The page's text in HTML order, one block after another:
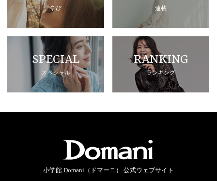
学び 連載
SPECIAL
スペシャル
RANKING
ランキング
小学館 Domani（ドマーニ） 公式ウェブサイト